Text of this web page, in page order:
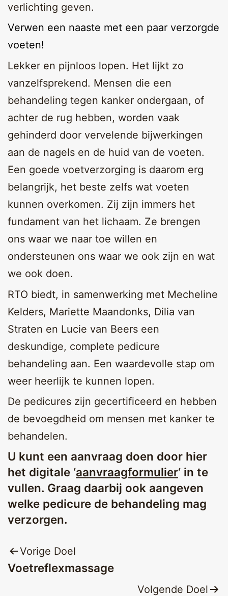
verlichting geven.
Verwen een naaste met een paar verzorgde
voeten!
Lekker en pijnloos lopen. Het lijkt zo
vanzelfsprekend. Mensen die een
behandeling tegen kanker ondergaan, of
achter de rug hebben, worden vaak
gehinderd door vervelende bijwerkingen
aan de nagels en de huid van de voeten.
Een goede voetverzorging is daarom erg
belangrijk, het beste zelfs wat voeten
kunnen overkomen. Zij zijn immers het
fundament van het lichaam. Ze brengen
ons waar we naar toe willen en
ondersteunen ons waar we ook zijn en wat
we ook doen.
RTO biedt, in samenwerking met Mecheline
Kelders, Mariette Maandonks, Dilia van
Straten en Lucie van Beers een
deskundige, complete pedicure
behandeling aan. Een waardevolle stap om
weer heerlijk te kunnen lopen.
De pedicures zijn gecertificeerd en hebben
de bevoegdheid om mensen met kanker te
behandelen.
U kunt een aanvraag doen door hier
het digitale ‘aanvraagformulier‘ in te
vullen. Graag daarbij ook aangeven
welke pedicure de behandeling mag
verzorgen.
Bericht
navigatie
Vorige Doel
Voetreflexmassage
Volgende Doel